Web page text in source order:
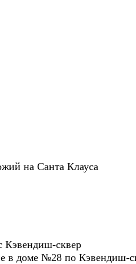
на Санта Клауса
Кэвендиш-сквер
в доме №28 по Кэвендиш-